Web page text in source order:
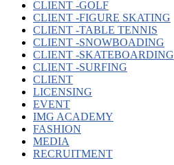
CLIENT -GOLF
CLIENT -FIGURE SKATING
CLIENT -TABLE TENNIS
CLIENT -SNOWBOADING
CLIENT -SKATEBOARDING
CLIENT -SURFING
CLIENT
LICENSING
EVENT
IMG ACADEMY
FASHION
MEDIA
RECRUITMENT